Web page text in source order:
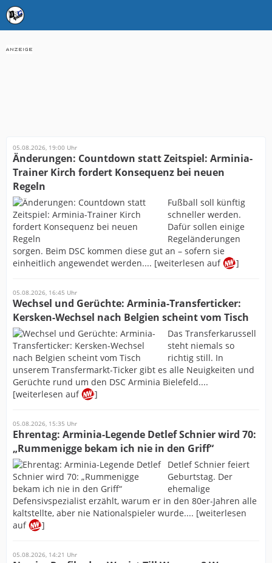
05.08.2026, 19:00 Uhr
Änderungen: Countdown statt Zeitspiel: Arminia-
Trainer Kirch fordert Konsequenz bei neuen
Regeln
Fußball soll künftig
schneller werden.
Dafür sollen einige
Regeländerungen
sorgen. Beim DSC kommen diese gut an – sofern sie
einheitlich angewendet werden.... [weiterlesen auf
]
05.08.2026, 16:45 Uhr
Wechsel und Gerüchte: Arminia-Transferticker:
Kersken-Wechsel nach Belgien scheint vom Tisch
Das Transferkarussell
steht niemals so
richtig still. In
unserem Transfermarkt-Ticker gibt es alle Neuigkeiten und
Gerüchte rund um den DSC Arminia Bielefeld....
[weiterlesen auf
]
05.08.2026, 15:35 Uhr
Ehrentag: Arminia-Legende Detlef Schnier wird 70:
„Rummenigge bekam ich nie in den Griff“
Detlef Schnier feiert
Geburtstag. Der
ehemalige
Defensivspezialist erzählt, warum er in den 80er-Jahren alle
kaltstellte, aber nie Nationalspieler wurde.... [weiterlesen
auf
]
05.08.2026, 14:21 Uhr